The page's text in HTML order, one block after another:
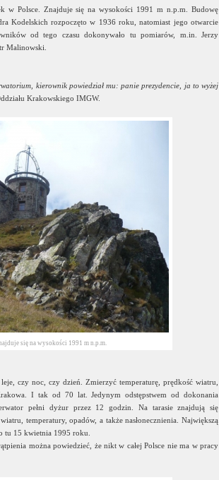
w Polsce. Znajduje się na wysokości 1991 m n.p.m. Budowę
Kodelskich rozpoczęto w 1936 roku, natomiast jego otwarcie
od tego czasu dokonywało tu pomiarów, m.in. Jerzy
Malinowski.
kierownik powiedział mu: panie prezydencie, ja to wyżej
Krakowskiego IMGW.
się na wysokości 1991 m n.p.m.
czy noc, czy dzień. Zmierzyć temperaturę, prędkość wiatru,
I tak od 70 lat. Jedynym odstępstwem od dokonania
pełni dyżur przez 12 godzin. Na tarasie znajdują się
temperatury, opadów, a także nasłonecznienia. Największą
tu 15 kwietnia 1995 roku.
można powiedzieć, że nikt w całej Polsce nie ma w pracy